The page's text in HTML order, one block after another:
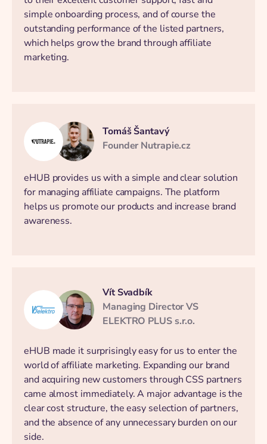
simple onboarding process, and of course the
outstanding performance of the listed partners,
which helps grow the brand through affiliate
marketing.
Tomáš Šantavý
Founder Nutrapie.cz
eHUB provides us with a simple and clear solution
for managing affiliate campaigns. The platform
helps us promote our products and increase brand
awareness.
Vít Svadbík
Managing Director VS
ELEKTRO PLUS s.r.o.
eHUB made it surprisingly easy for us to enter the
world of affiliate marketing. Expanding our brand
and acquiring new customers through CSS partners
came almost immediately. A major advantage is the
clear cost structure, the easy selection of partners,
and the absence of any unnecessary burden on our
side.